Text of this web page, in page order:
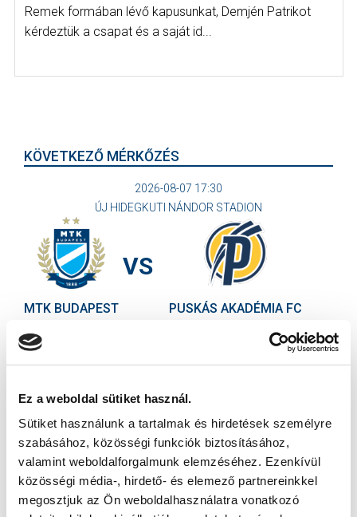
Ez a weboldal sütiket használ.
Sütiket használunk a tartalmak és hirdetések személyre
szabásához, közösségi funkciók biztosításához,
valamint weboldalforgalmunk elemzéséhez. Ezenkívül
közösségi média-, hirdető- és elemező partnereinkkel
megosztjuk az Ön weboldalhasználatra vonatkozó
Remek formában lévő kapusunkat, Demjén Patrikot
kérdeztük a csapat és a saját id...
KÖVETKEZŐ MÉRKŐZÉS
2026-08-07 17:30
ÚJ HIDEGKUTI NÁNDOR STADION
MTK BUDAPEST
VS
PUSKÁS AKADÉMIA FC
MTK BUDAPEST HÍRLEVÉL
hírlevelünkre: